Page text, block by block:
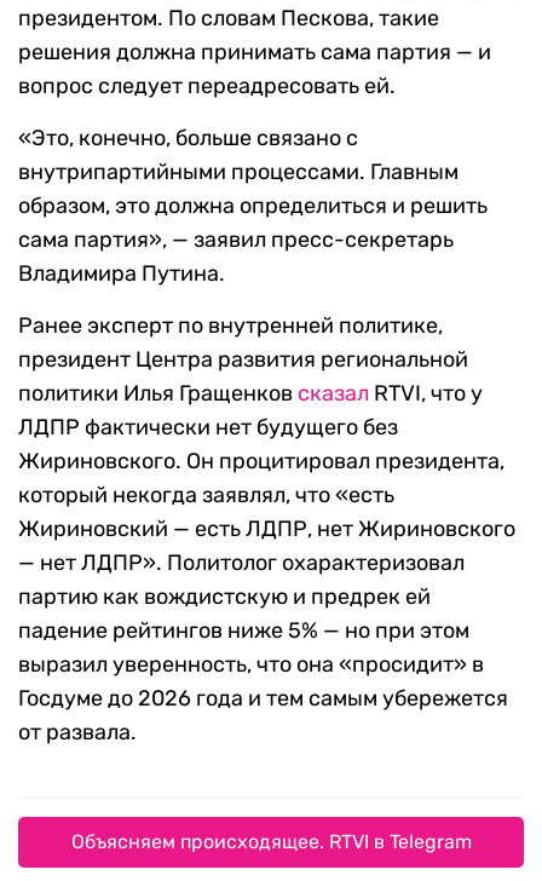
президентом. По словам Пескова, такие
решения должна принимать сама партия — и
вопрос следует переадресовать ей.
«Это, конечно, больше связано с
внутрипартийными процессами. Главным
образом, это должна определиться и решить
сама партия», — заявил пресс-секретарь
Владимира Путина.
Ранее эксперт по внутренней политике,
президент Центра развития региональной
политики Илья Гращенков сказал RTVI, что у
ЛДПР фактически нет будущего без
Жириновского. Он процитировал президента,
который некогда заявлял, что «есть
Жириновский — есть ЛДПР, нет Жириновского
— нет ЛДПР». Политолог охарактеризовал
партию как вождистскую и предрек ей
падение рейтингов ниже 5% — но при этом
выразил уверенность, что она «просидит» в
Госдуме до 2026 года и тем самым убережется
от развала.
Объясняем происходящее. RTVI в Telegram